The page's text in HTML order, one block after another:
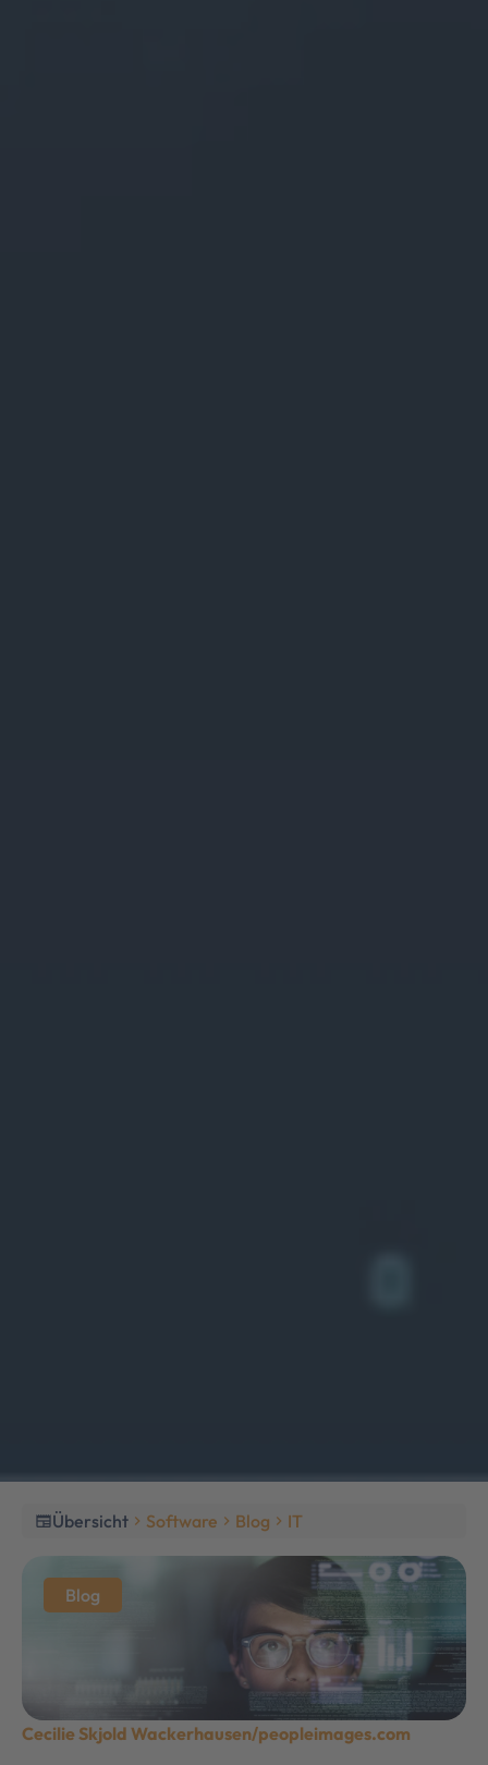
newspaperÜbersicht chevron_right Software chevron_right Blog chevron_right IT
Cecilie Skjold Wackerhausen/peopleimages.com
Blog